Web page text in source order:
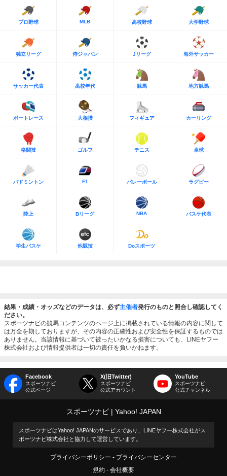
プロ野球 MLB 高校野球 大学野球
独立リーグ 侍ジャパン Jリーグ 海外サッカー
サッカー代表 高校年代 競馬 地方競馬
ボートレース 大相撲 フィギュア カーリング
格闘技 ゴルフ テニス 卓球
バドミントン F1 バレーボール ラグビー
陸上 Bリーグ NBA バスケ代表
学生バスケ 他競技 Doスポーツ
結果・成績・オッズなどのデータは、必ず主催者発行のものと照合し確認してく
ださい。
スポーツナビの競馬コンテンツのページ上に掲載されている情報の内容に関して
は万全を期しておりますが、その内容の正確性および安全性を保証するものでは
ありません。当該情報に基づいて被ったいかなる損害についても、LINEヤフー
株式会社および情報提供者は一切の責任を負いかねます。
Facebook
スポーツナビ
公式ページ
X(旧Twitter)
スポーツナビ
公式アカウント
YouTube
スポーツナビ
公式チャンネル
スポーツナビ Yahoo! JAPAN
スポーツナビはYahoo! JAPANのサービスであり、LINEヤフー株式会社がス
ポーツナビ株式会社と協力して運営しています。
プライバシーポリシー
プライバシーセンター
規約
会社概要